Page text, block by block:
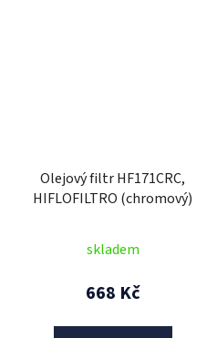
Olejový filtr HF171CRC,
HIFLOFILTRO (chromový)
skladem
668 Kč